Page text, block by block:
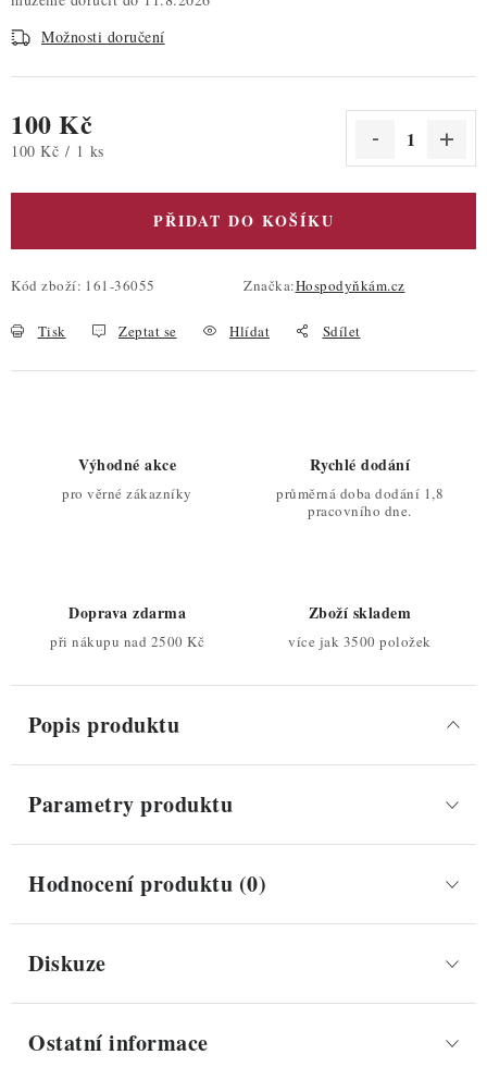
Možnosti doručení
100 Kč
Měrná cena:
100 Kč / 1 ks
PŘIDAT DO KOŠÍKU
Kód zboží: 161-36055 Značka:Hospodyňkám.cz
Tisk Zeptat se Hlídat Sdílet
Výhodné akce
pro věrné zákazníky
Rychlé dodání
průměrná doba dodání 1,8
pracovního dne.
Doprava zdarma
při nákupu nad 2500 Kč
Zboží skladem
více jak 3500 položek
Popis produktu
Parametry produktu
Hodnocení produktu (0)
Diskuze
Ostatní informace